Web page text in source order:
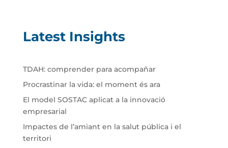
Latest Insights
TDAH: comprender para acompañar
Procrastinar la vida: el moment és ara
El model SOSTAC aplicat a la innovació
empresarial
Impactes de l’amiant en la salut pública i el
territori